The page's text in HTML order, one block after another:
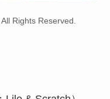
Rights Reserved.